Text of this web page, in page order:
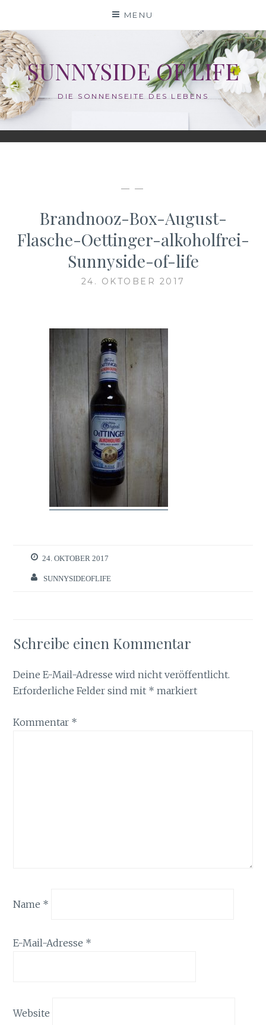
content
MENU
SUNNYSIDE OF LIFE
DIE SONNENSEITE DES LEBENS
— —
Brandnooz-Box-August-
Flasche-Oettinger-alkoholfrei-
Sunnyside-of-life
24. OKTOBER 2017
24. OKTOBER 2017
SUNNYSIDEOFLIFE
Schreibe einen Kommentar
Deine E-Mail-Adresse wird nicht veröffentlicht.
Erforderliche Felder sind mit * markiert
Kommentar *
Name *
E-Mail-Adresse *
Website